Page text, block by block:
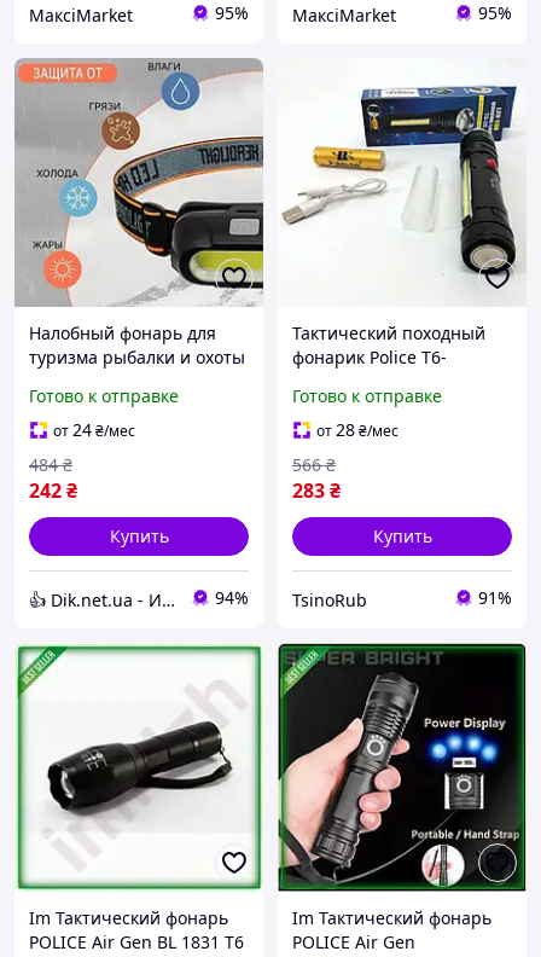
МаксіMarket 95% МаксіMarket 95%
Налобный фонарь для
туризма рыбалки и охоты
фонарь яркий Фонарик
мощный IV-97
Готово к отправке
от24₴/мес
242₴
484 ₴
Купить
👍 Dik.net.ua - Интернет магазин 94%
Тактический походный
фонарик Police T6-
фонарик тактический,
Мощный NE-579 ручной
фонарик
Готово к отправке
от28₴/мес
283₴
566 ₴
Купить
TsinoRub 91%
Im Тактический фонарь
POLICE Air Gen BL 1831 T6
Im Тактический фонарь
POLICE Air Gen